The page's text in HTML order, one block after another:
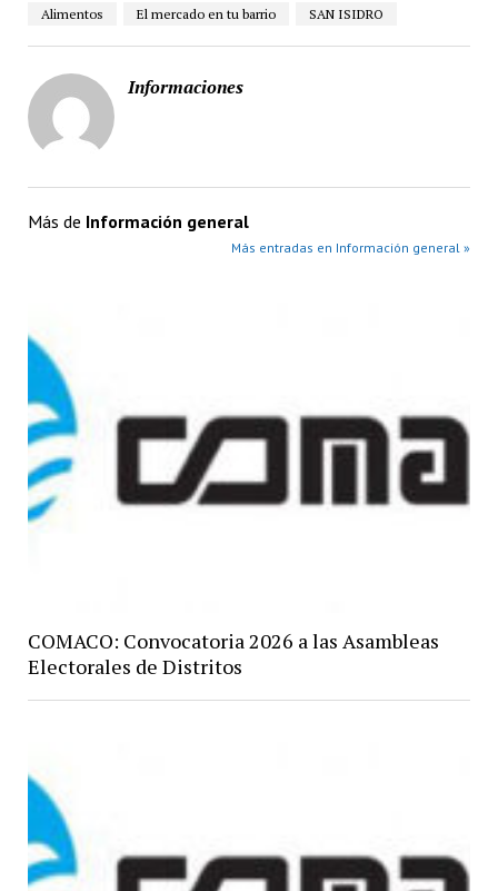
Alimentos El mercado en tu barrio SAN ISIDRO
Informaciones
Más de Información general
Más entradas en Información general »
COMACO: Convocatoria 2026 a las Asambleas
Electorales de Distritos